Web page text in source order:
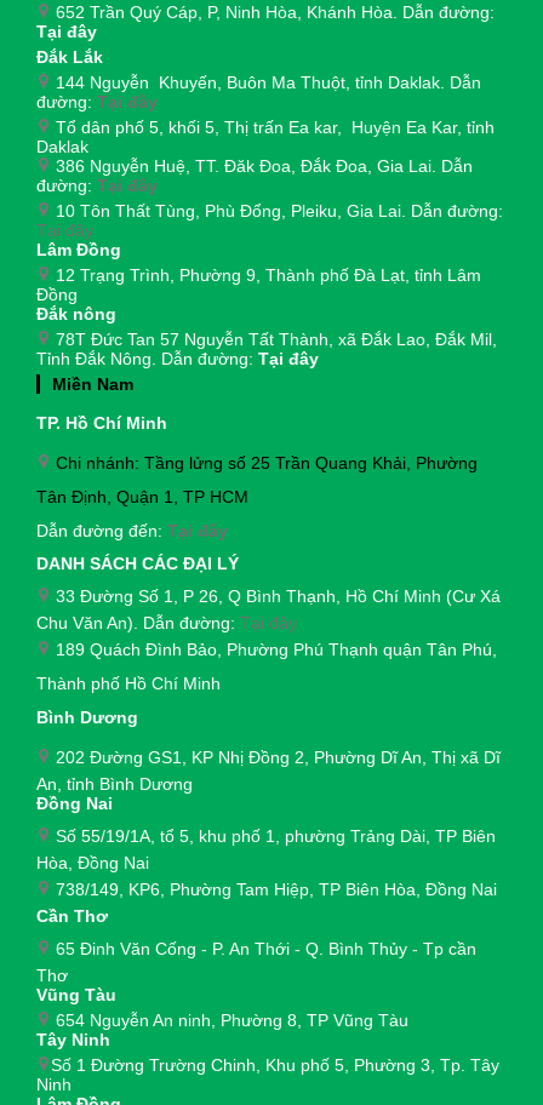
652 Trần Quý Cáp, P, Ninh Hòa, Khánh Hòa. Dẫn đường:
Tại đây
Đắk Lắk
144 Nguyễn Khuyến, Buôn Ma Thuột, tỉnh Daklak. Dẫn
đường: Tại đây
Tổ dân phố 5, khối 5, Thị trấn Ea kar, Huyện Ea Kar, tỉnh
Daklak
386 Nguyễn Huệ, TT. Đăk Đoa, Đắk Đoa, Gia Lai. Dẫn
đường: Tại đây
10 Tôn Thất Tùng, Phù Đổng, Pleiku, Gia Lai. Dẫn đường:
Tại đây
Lâm Đồng
12 Trạng Trình, Phường 9, Thành phố Đà Lạt, tỉnh Lâm
Đồng
Đắk nông
78T Đức Tan 57 Nguyễn Tất Thành, xã Đắk Lao, Đắk Mil,
Tỉnh Đắk Nông. Dẫn đường: Tại đây
Miền Nam
TP. Hồ Chí Minh
Chi nhánh: Tầng lửng số 25 Trần Quang Khải, Phường
Tân Định, Quận 1, TP HCM
Dẫn đường đến: Tại đây
DANH SÁCH CÁC ĐẠI LÝ
33 Đường Số 1, P 26, Q Bình Thạnh, Hồ Chí Minh (Cư Xá
Chu Văn An). Dẫn đường: Tại đây
189 Quách Đình Bảo, Phường Phú Thạnh quận Tân Phú,
Thành phố Hồ Chí Minh
Bình Dương
202 Đường GS1, KP Nhị Đồng 2, Phường Dĩ An, Thị xã Dĩ
An, tỉnh Bình Dương
Đồng Nai
Số 55/19/1A, tổ 5, khu phố 1, phường Trảng Dài, TP Biên
Hòa, Đồng Nai
738/149, KP6, Phường Tam Hiệp, TP Biên Hòa, Đồng Nai
Cần Thơ
65 Đinh Văn Cống - P. An Thới - Q. Bình Thủy - Tp cần
Thơ
Vũng Tàu
654 Nguyễn An ninh, Phường 8, TP Vũng Tàu
Tây Ninh
Số 1 Đường Trường Chinh, Khu phố 5, Phường 3, Tp. Tây
Ninh